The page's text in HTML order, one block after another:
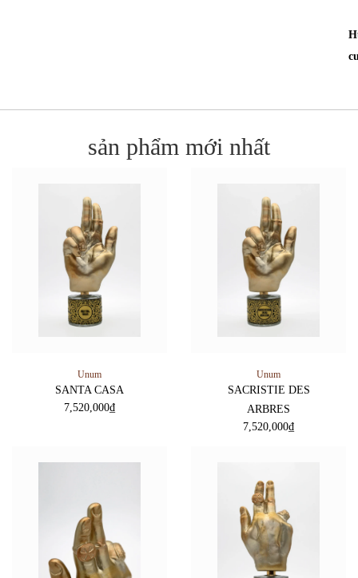
sản phẩm mới nhất
Unum
SANTA CASA
7,520,000₫
Unum
SACRISTIE DES
ARBRES
7,520,000₫